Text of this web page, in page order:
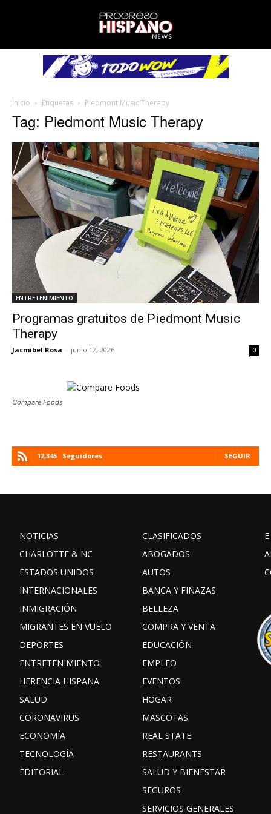
Inicio Etiquetas Piedmont Music Therapy
Tag: Piedmont Music Therapy
ENTRETENIMIENTO
Programas gratuitos de Piedmont Music
Therapy
Jacmibel Rosa - junio 12, 2026 0
Compare Foods
12,345 Seguidores SEGUIR
NOTICIAS
CHARLOTTE & NC
ESTADOS UNIDOS
INTERNACIONALES
INMIGRACIÓN
MIGRANTES EN VUELO
DEPORTES
ENTRETENIMIENTO
HERENCIA HISPANA
SALUD
CORONAVIRUS
ECONOMÍA
TECNOLOGÍA
EDITORIAL
CLASIFICADOS
ABOGADOS
AUTOS
BANCA Y FINAZAS
BELLEZA
COMPRA Y VENTA
EDUCACIÓN
EMPLEO
EVENTOS
HOGAR
MASCOTAS
REAL STATE
RESTAURANTS
SALUD Y BIENESTAR
SEGUROS
SERVICIOS GENERALES